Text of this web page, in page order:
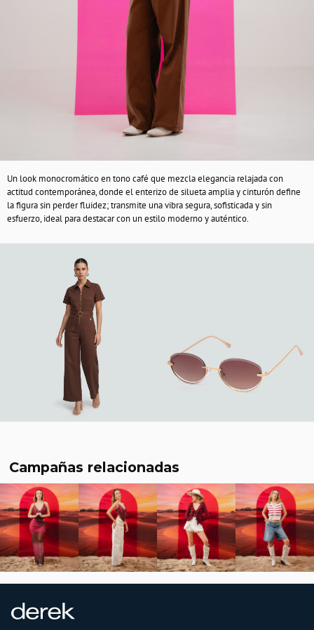
Un look monocromático en tono café que mezcla elegancia relajada con
actitud contemporánea, donde el enterizo de silueta amplia y cinturón define
la figura sin perder fluidez; transmite una vibra segura, sofisticada y sin
esfuerzo, ideal para destacar con un estilo moderno y auténtico.
Campañas relacionadas